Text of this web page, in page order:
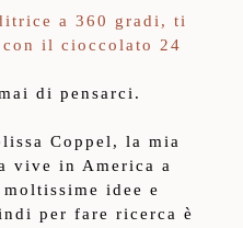
a 360 gradi, ti
con il cioccolato 24
di pensarci.
Coppel, la mia
vive in America a
moltissime idee e
per fare ricerca è